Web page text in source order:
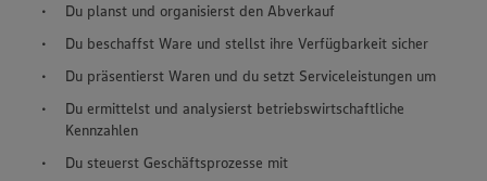
Du planst und organisierst den Abverkauf
Du beschaffst Ware und stellst ihre Verfügbarkeit sicher
Du präsentierst Waren und du setzt Serviceleistungen um
Du ermittelst und analysierst betriebswirtschaftliche
Kennzahlen
Du steuerst Geschäftsprozesse mit